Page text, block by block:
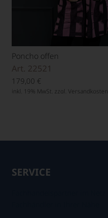
Poncho offen
Art. 22521
179,00 €
inkl. 19% MwSt. zzgl. Versandkosten
SERVICE